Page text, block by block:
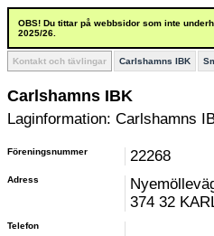
OBS! Du tittar på webbsidor som inte
2025/26.
Kontakt och tävlingar Carlshamns IBK
Carlshamns IBK
Laginformation: Carlshamns
Föreningsnummer 22268
Adress
374 32
Telefon